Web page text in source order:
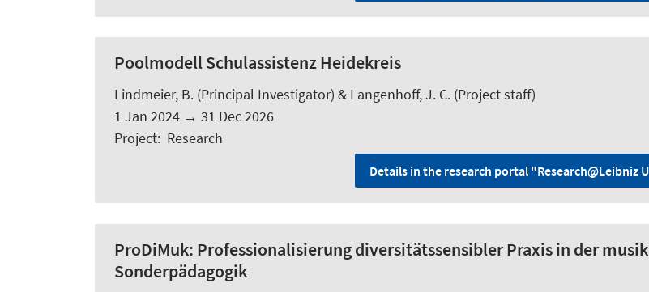
Poolmodell Schulassistenz Heidekreis
Lindmeier, B. (Principal Investigator) & Langenhoff, J. C. (Project staff)
1 Jan 2024 → 31 Dec 2026
Project: Research
Details in the research portal "Research@Leibniz
ProDiMuk: Professionalisierung diversitätssensibler Praxis in der
Sonderpädagogik